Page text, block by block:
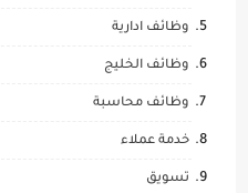
وظائف ادارية
وظائف الخليج
وظائف محاسبة
خدمة عملاء
تسويق